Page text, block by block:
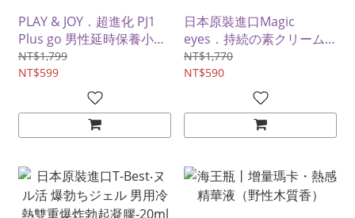
PLAY & JOY．超進化 PJ1
Plus go 男性延時保養小金
瓶【5ml】
NT$1,799
NT$599
日本原裝進口Magic
eyes．持続の素クリーム
男用專用乳霜10g
NT$1,770
NT$590